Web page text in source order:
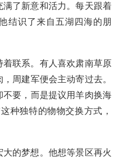
满了新意和活力。每天跟着
结识了来自五湖四海的朋
联系。有人喜欢肃南草原
周建军便会主动寄过去。
要，而是提议用羊肉换海
种独特的物物交换方式，
的梦想。他想等景区再火